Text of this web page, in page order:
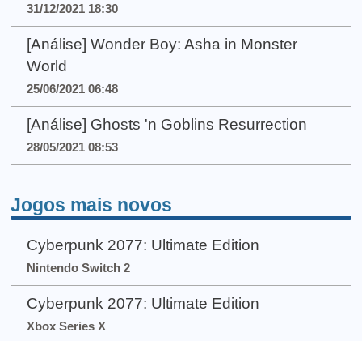
31/12/2021 18:30
[Análise] Wonder Boy: Asha in Monster
World
25/06/2021 06:48
[Análise] Ghosts 'n Goblins Resurrection
28/05/2021 08:53
Jogos mais novos
Cyberpunk 2077: Ultimate Edition
Nintendo Switch 2
Cyberpunk 2077: Ultimate Edition
Xbox Series X